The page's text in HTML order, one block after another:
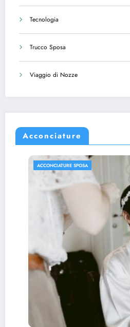
Tecnologia
Trucco Sposa
Viaggio di Nozze
Acconciature
ACCONCIATURE SPOSA